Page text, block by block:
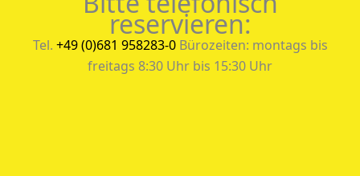
reservieren:
Tel. +49 (0)681 958283-0Bürozeiten: montags bis
freitags 8:30 Uhr bis 15:30 Uhr